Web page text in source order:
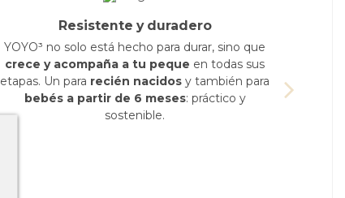
Resistente y duradero
YOYO³ no solo está hecho para durar, sino que
crece y acompaña a tu peque en todas sus
etapas. Un para recién nacidos y también para
bebés a partir de 6 meses: práctico y
sostenible.